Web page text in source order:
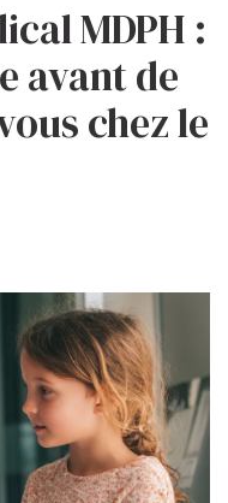
MDPH :
avant de
chez le